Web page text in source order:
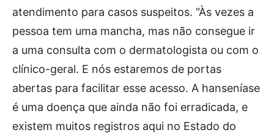
atendimento para casos suspeitos. “Às vezes a
pessoa tem uma mancha, mas não consegue ir
a uma consulta com o dermatologista ou com o
clínico-geral. E nós estaremos de portas
abertas para facilitar esse acesso. A hanseníase
é uma doença que ainda não foi erradicada, e
existem muitos registros aqui no Estado do